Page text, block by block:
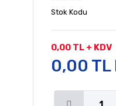
Stok Kodu
0,00 TL + KDV
0,00 TL